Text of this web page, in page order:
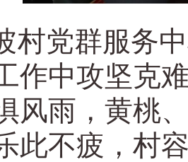
村党群服务
作中攻坚克
风雨，黄桃
此不疲，村